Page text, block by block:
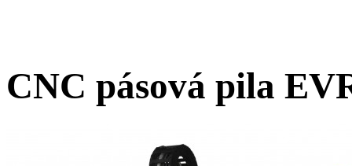
CNC pásová pila